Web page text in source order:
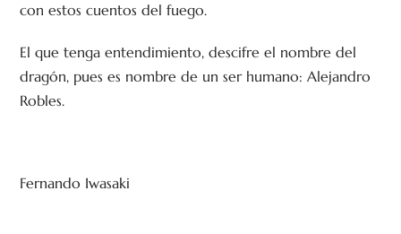
con estos cuentos del fuego.
El que tenga entendimiento, descifre el nombre del
dragón, pues es nombre de un ser humano: Alejandro
Robles.
Fernando Iwasaki